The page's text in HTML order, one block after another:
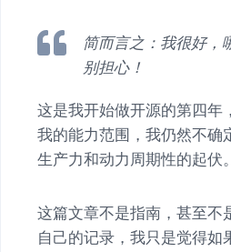
简而言之：我很好，
别担心！
这是我开始做开源的第四年
我的能力范围，我仍然不确
生产力和动力周期性的起伏。
这篇文章不是指南，甚至不
自己的记录，我只是觉得如